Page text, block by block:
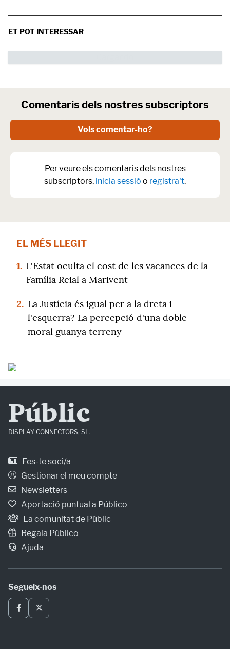
ET POT INTERESSAR
Comentaris dels nostres subscriptors
Vols comentar-ho?
Per veure els comentaris dels nostres
subscriptors, inicia sessió o registra't.
EL MÉS LLEGIT
1. L'Estat oculta el cost de les vacances de la
Família Reial a Marivent
2. La Justícia és igual per a la dreta i
l'esquerra? La percepció d'una doble
moral guanya terreny
Públic
DISPLAY CONNECTORS, SL.
Fes-te soci/a
Gestionar el meu compte
Newsletters
Aportació puntual a Público
La comunitat de Públic
Regala Público
Ajuda
Segueix-nos